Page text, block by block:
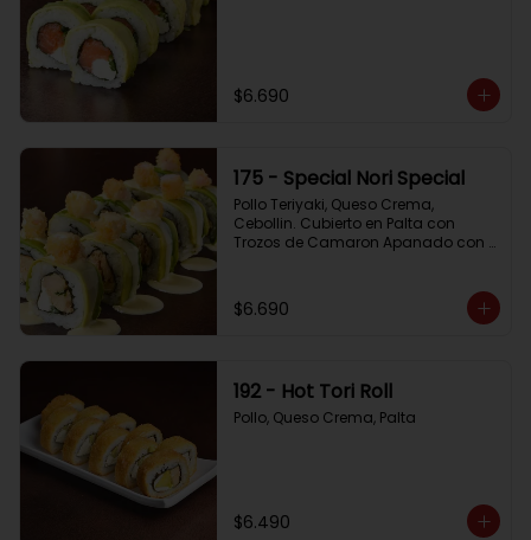
$6.690
175 - Special Nori Special
Pollo Teriyaki, Queso Crema,
Cebollin. Cubierto en Palta con
Trozos de Camaron Apanado con
$6.690
192 - Hot Tori Roll
Pollo, Queso Crema, Palta
$6.490